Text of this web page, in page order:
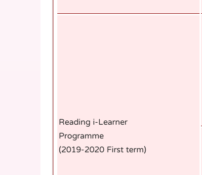
Reading i-Learner
Programme
(2019-2020 First term)